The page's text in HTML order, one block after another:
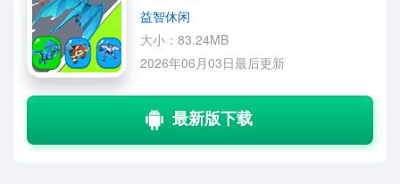
益智休闲
大小：83.24MB
2026年06月03日最后更新